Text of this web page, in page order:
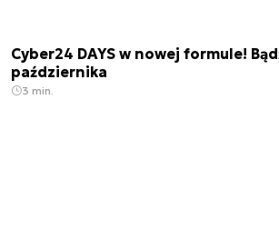
Cyber24 DAYS w nowej formule!
października
3 min.